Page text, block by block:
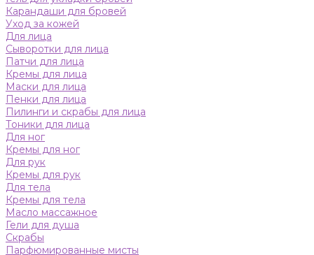
Карандаши для бровей
Уход за кожей
Для лица
Сыворотки для лица
Патчи для лица
Кремы для лица
Маски для лица
Пенки для лица
Пилинги и скрабы для лица
Тоники для лица
Для ног
Кремы для ног
Для рук
Кремы для рук
Для тела
Кремы для тела
Масло массажное
Гели для душа
Скрабы
Парфюмированные мисты